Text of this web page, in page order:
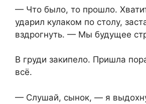
— Что было, то прошло.
ударил кулаком по столу,
вздрогнуть. — Мы будущее
В груди закипело. Пришла
всё.
— Слушай, сынок, — я